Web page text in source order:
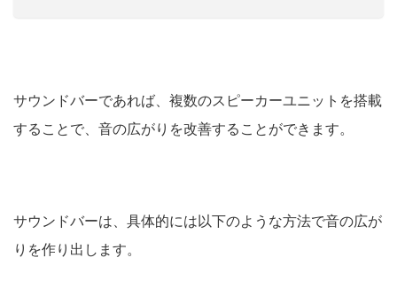
サウンドバーであれば、複数のスピーカーユニットを搭載
することで、音の広がりを改善することができます。
サウンドバーは、具体的には以下のような方法で音の広が
りを作り出します。